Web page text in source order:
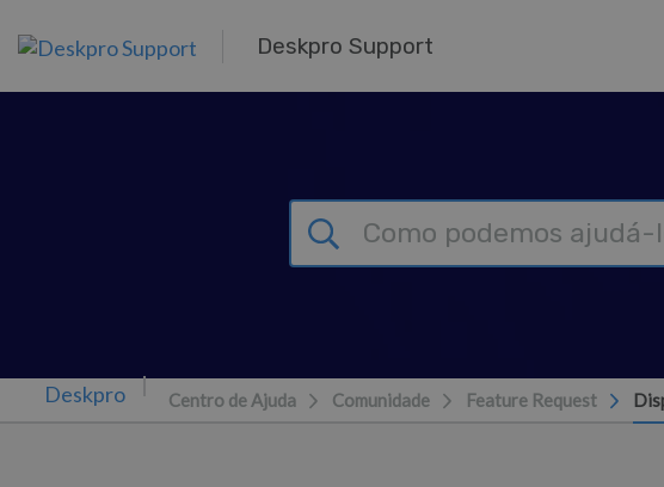
Deskpro Support
Centro de Ajuda Comunidade Feature Request